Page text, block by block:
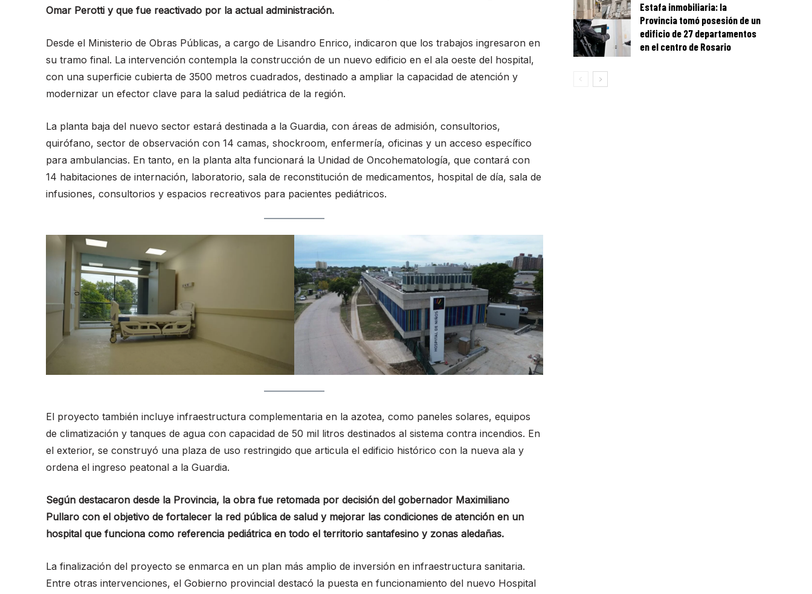
Omar Perotti y que fue reactivado por la actual administración.
Desde el Ministerio de Obras Públicas, a cargo de Lisandro Enrico, indicaron que los trabajos ingresaron en
su tramo final. La intervención contempla la construcción de un nuevo edificio en el ala oeste del hospital,
con una superficie cubierta de 3500 metros cuadrados, destinado a ampliar la capacidad de atención y
modernizar un efector clave para la salud pediátrica de la región.
La planta baja del nuevo sector estará destinada a la Guardia, con áreas de admisión, consultorios,
quirófano, sector de observación con 14 camas, shockroom, enfermería, oficinas y un acceso específico
para ambulancias. En tanto, en la planta alta funcionará la Unidad de Oncohematología, que contará con
14 habitaciones de internación, laboratorio, sala de reconstitución de medicamentos, hospital de día, sala de
infusiones, consultorios y espacios recreativos para pacientes pediátricos.
El proyecto también incluye infraestructura complementaria en la azotea, como paneles solares, equipos
de climatización y tanques de agua con capacidad de 50 mil litros destinados al sistema contra incendios. En
el exterior, se construyó una plaza de uso restringido que articula el edificio histórico con la nueva ala y
ordena el ingreso peatonal a la Guardia.
Según destacaron desde la Provincia, la obra fue retomada por decisión del gobernador Maximiliano
Pullaro con el objetivo de fortalecer la red pública de salud y mejorar las condiciones de atención en un
hospital que funciona como referencia pediátrica en todo el territorio santafesino y zonas aledañas.
La finalización del proyecto se enmarca en un plan más amplio de inversión en infraestructura sanitaria.
Entre otras intervenciones, el Gobierno provincial destacó la puesta en funcionamiento del nuevo Hospital
Estafa inmobiliaria: la
Provincia tomó posesión de un
edificio de 27 departamentos
en el centro de Rosario